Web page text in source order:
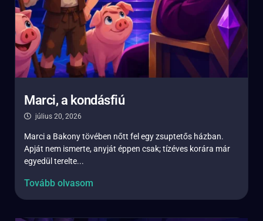
Marci, a kondásfiú
július 20, 2026
Marci a Bakony tövében nőtt fel egy zsuptetős házban.
Apját nem ismerte, anyját éppen csak; tízéves korára már
egyedül terelte...
Tovább olvasom